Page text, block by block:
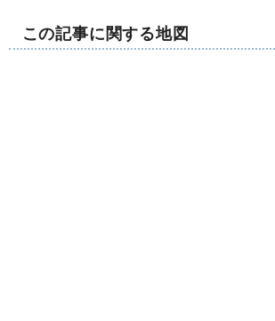
この記事に関する地図